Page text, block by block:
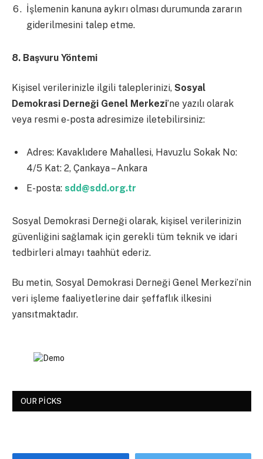
İşlemenin kanuna aykırı olması durumunda zararın
giderilmesini talep etme.
8. Başvuru Yöntemi
Kişisel verilerinizle ilgili taleplerinizi, Sosyal
Demokrasi Derneği Genel Merkezi’ne yazılı olarak
veya resmi e-posta adresimize iletebilirsiniz:
Adres: Kavaklıdere Mahallesi, Havuzlu Sokak No:
4/5 Kat: 2, Çankaya – Ankara
E-posta: sdd@sdd.org.tr
Sosyal Demokrasi Derneği olarak, kişisel verilerinizin
güvenliğini sağlamak için gerekli tüm teknik ve idari
tedbirleri almayı taahhüt ederiz.
Bu metin, Sosyal Demokrasi Derneği Genel Merkezi’nin
veri işleme faaliyetlerine dair şeffaflık ilkesini
yansıtmaktadır.
OUR PICKS